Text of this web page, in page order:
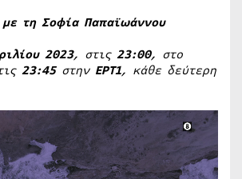
με τη Σοφία Παπαϊωάννου
2023, στις 23:00, στο
23:45στην ΕΡΤ1, κάθε δεύτερη